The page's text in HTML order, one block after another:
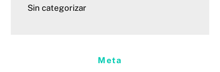
Sin categorizar
Meta